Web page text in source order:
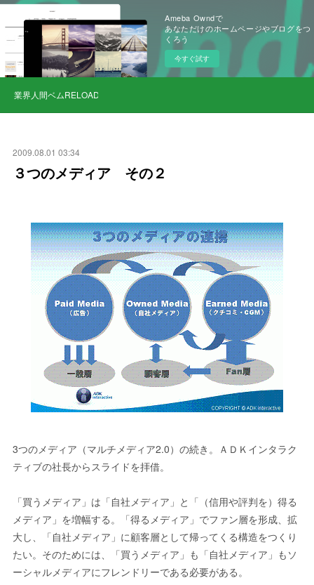
Ameba Owndで
あなただけのホームページやブログをつ
くろう
今すぐ試す
業界人間ベムRELOAD
2009.08.01 03:34
３つのメディア その２
3つのメディア（マルチメディア2.0）の続き。ＡＤＫインタラク
ティブの社長からスライドを拝借。
「買うメディア」は「自社メディア」と「（信用や評判を）得る
メディア」を増幅する。「得るメディア」でファン層を形成、拡
大し、「自社メディア」に顧客層として帰ってくる構造をつくり
たい。そのためには、「買うメディア」も「自社メディア」もソ
ーシャルメディアにフレンドリーである必要がある。